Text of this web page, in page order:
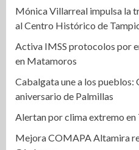
Mónica Villarreal impulsa la
al Centro Histórico de
Activa IMSS protocolos por
en Matamoros
Cabalgata une a los pueblos:
aniversario de Palmillas
Alertan por clima extremo en
Mejora COMAPA Altamira